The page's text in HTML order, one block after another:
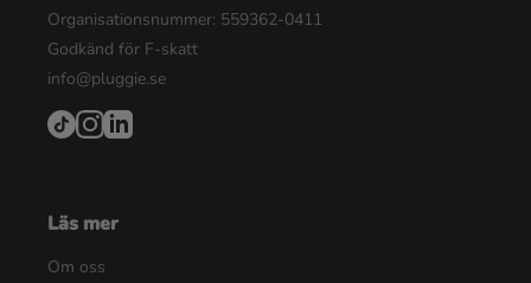
Organisationsnummer: 559362-0411
Godkänd för F-skatt
info@pluggie.se
Läs mer
Om oss